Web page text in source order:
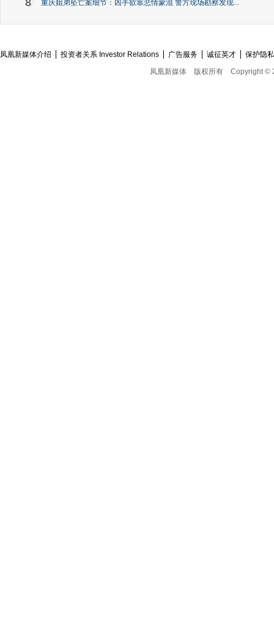
8 重庆姐弟坠亡案细节：凶手欲靠悲情蒙混 警方现场勘察发现...
凤凰新媒体介绍 投资者关系 Investor Relations 广告服务 诚征英才
保护隐
凤凰新媒体
版权所有 Copyright ©